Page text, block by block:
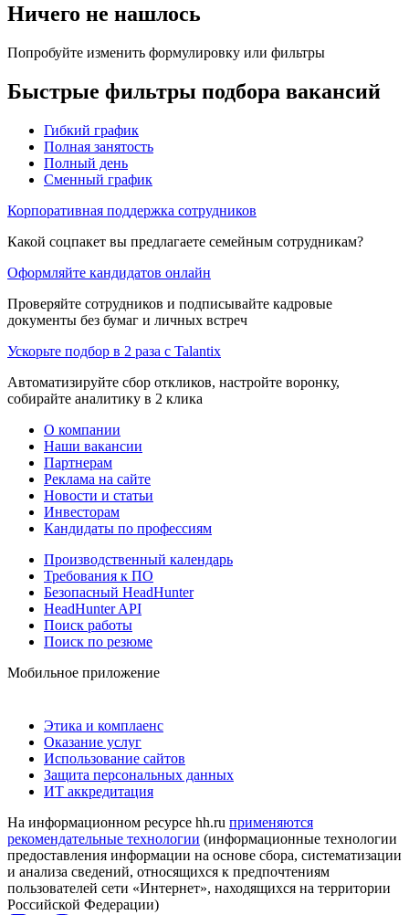
Ничего не нашлось
Попробуйте изменить формулировку или фильтры
Быстрые фильтры подбора вакансий
Гибкий график
Полная занятость
Полный день
Сменный график
Корпоративная поддержка сотрудников
Какой соцпакет вы предлагаете семейным сотрудникам?
Оформляйте кандидатов онлайн
Проверяйте сотрудников и подписывайте кадровые
документы без бумаг и личных встреч
Ускорьте подбор в 2 раза с Talantix
Автоматизируйте сбор откликов, настройте воронку,
собирайте аналитику в 2 клика
О компании
Наши вакансии
Партнерам
Реклама на сайте
Новости и статьи
Инвесторам
Кандидаты по профессиям
Производственный календарь
Требования к ПО
Безопасный HeadHunter
HeadHunter API
Поиск работы
Поиск по резюме
Мобильное приложение
Этика и комплаенс
Оказание услуг
Использование сайтов
Защита персональных данных
ИТ аккредитация
На информационном ресурсе hh.ru применяются
рекомендательные технологии (информационные технологии
предоставления информации на основе сбора, систематизации
и анализа сведений, относящихся к предпочтениям
пользователей сети «Интернет», находящихся на территории
Российской Федерации)